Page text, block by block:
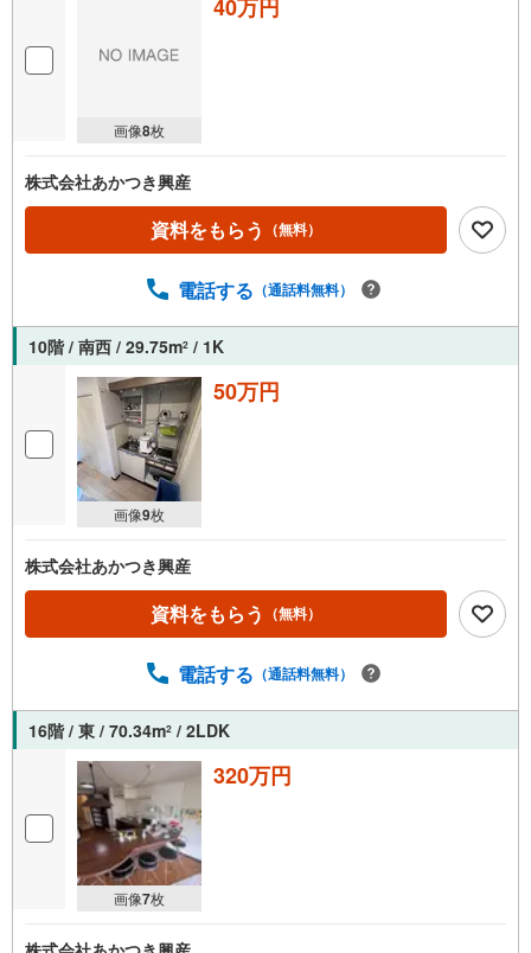
画像8枚
40万円
株式会社あかつき興産
資料をもらう （無料）
電話する （通話料無料）
10階 / 南西 / 29.75m2 / 1K
画像9枚
50万円
株式会社あかつき興産
資料をもらう （無料）
電話する （通話料無料）
16階 / 東 / 70.34m2 / 2LDK
画像7枚
320万円